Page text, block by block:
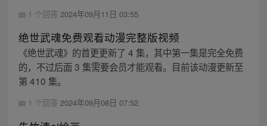
1 个回答 2024年09月11日 03:55
绝世武魂免费观看动漫完整版视频
《绝世武魂》的首更更新了 4 集，其中第一集是完全免费
的，不过后面 3 集需要会员才能观看。目前该动漫更新至
第 410 集。
1 个回答 2024年09月08日 07:52